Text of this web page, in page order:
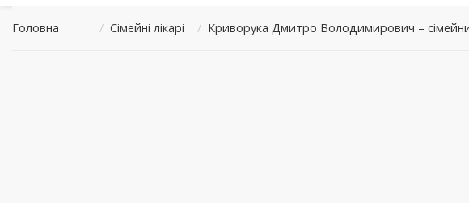
Головна / Сімейні лікарі / Криворука Дмитро Володимирович –